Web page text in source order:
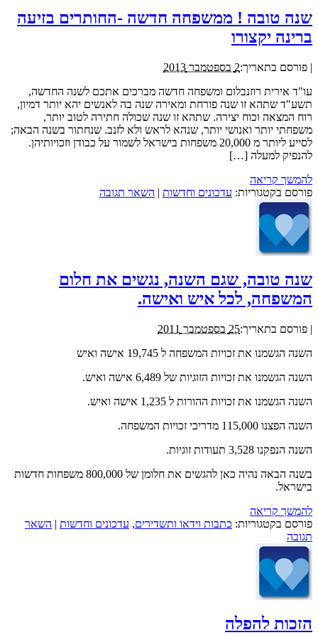
שנה טובה ! ממשפחה חדשה -החותרים בזיעה
ברינה יקצורו
| פורסם בתאריך:2 בספטמבר 2013
עו"ד אירית רוזנבלום ומשפחה חדשה מברכים אתכם לשנה החדשה,
תשע"ד שתהא זו שנה פורחת ומאירה שנה בה לאנשים יהא יותר דמיון,
רוח המצאה וכוח יצירה. שתהא זו שנה שכולה חתירה לטוב יותר,
משפחתי יותר ואנושי יותר, שנהא לראש ולא לזנב. שנחתור בשנה הבאה;
לסייע ליותר מ 20,000 משפחות בישראל לשמור על כבודן וזכויותיהן.
להנפיק למעלה […]
להמשך קריאה
פורסם בקטגוריות: עדכונים וחדשות | השאר תגובה
שנה טובה, שגם השנה, נגשים את חלום
המשפחה, לכל איש ואישה.
| פורסם בתאריך:25 בספטמבר 2011
השנה הגשמנו את זכויות המשפחה ל 19,745 אישה ואיש
השנה הגשמנו את זכויות הזוגיות של 6,489 אישה ואיש.
השנה הגשמנו את זכויות ההורות ל 1,235 אישה ואיש.
השנה הפצנו 115,000 מדריכי זכויות המשפחה.
השנה הנפקנו 3,528 תעודות זוגיות.
בשנה הבאה נהיה כאן להגשים את חלומן של 800,000 משפחות חדשות
בישראל.
להמשך קריאה
פורסם בקטגוריות: כתבות וידאו ותשדירים, עדכונים וחדשות | השאר
תגובה
הזכות להפלה